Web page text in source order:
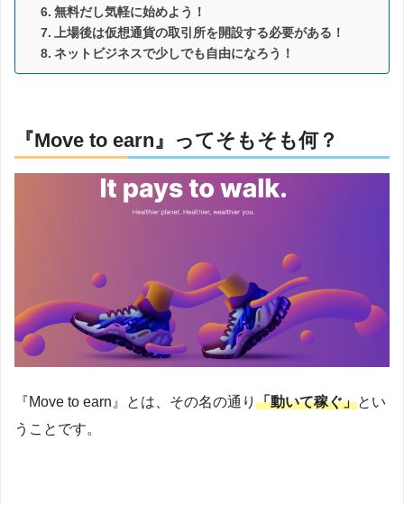
無料だし気軽に始めよう！
上場後は仮想通貨の取引所を開設する必要がある！
ネットビジネスで少しでも自由になろう！
『Move to earn』ってそもそも何？
『Move to earn』とは、その名の通り 「動いて稼ぐ」とい
うことです。